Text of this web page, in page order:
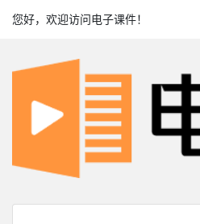
您好，欢迎访问电子课件！